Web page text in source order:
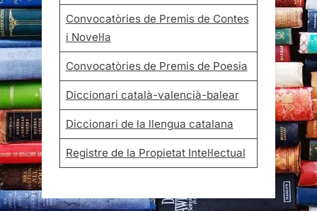
Convocatòries de Premis de Contes
i Novel·la
Convocatòries de Premis de Poesia
Diccionari català-valencià-balear
Diccionari de la llengua catalana
Registre de la Propietat Intel·lectual